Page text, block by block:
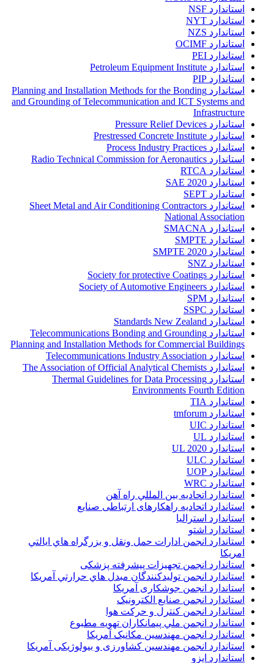
استاندارد NSF
استاندارد NYT
استاندارد NZS
استاندارد OCIMF
استاندارد PEI
استاندارد Petroleum Equipment Institute
استاندارد PIP
استاندارد Planning and Installation Methods for the Bonding
and Grounding of Telecommunication and ICT Systems and
Infrastructure
استاندارد Pressure Relief Devices
استاندارد Prestressed Concrete Institute
استاندارد Process Industry Practices
استاندارد Radio Technical Commission for Aeronautics
استاندارد RTCA
استاندارد SAE 2020
استاندارد SEPT
استاندارد Sheet Metal and Air Conditioning Contractors
National Association
استاندارد SMACNA
استاندارد SMPTE
استاندارد SMPTE 2020
استاندارد SNZ
استاندارد Society for protective Coatings
استاندارد Society of Automotive Engineers
استاندارد SPM
استاندارد SSPC
استاندارد Standards New Zealand
استاندارد Telecommunications Bonding and Grounding
Planning and Installation Methods for Commercial Buildings
استاندارد Telecommunications Industry Association
استاندارد The Association of Official Analytical Chemists
استاندارد Thermal Guidelines for Data Processing
Environments Fourth Edition
استاندارد TIA
استاندارد tmforum
استاندارد UIC
استاندارد UL
استاندارد UL 2020
استاندارد ULC
استاندارد UOP
استاندارد WRC
استاندارد اتحاديه بين المللي راه آهن
استاندارد اتحادیه راهکارهای ارتباطی صنایع
استاندارد استرالیا
استاندارد اشتو
استاندارد انجمن ادارات حمل ونقل و بزرگراه هاي ايالتي
امريکا
استاندارد انجمن تجهیزات پیشرفته پزشکی
استاندارد انجمن توليدکنندگان مبدل هاي حرارتي آمريکا
استاندارد انجمن جوشکاری آمریکا
استاندارد انجمن صنايع الکترونيک
استاندارد انجمن کنترل و حرکت هوا
استاندارد انجمن ملي پيمانکاران تهويه مطبوع
استاندارد انجمن مهندسين مکانيک آمريکا
استاندارد انجمن مهندسین کشاورزی و بیولوژیکی آمریکا
استاندارد ایزو